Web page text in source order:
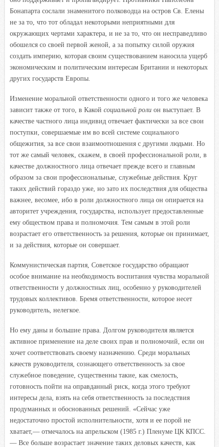
Бонапарта сослали знаменитого полководца на остров Св. Елены
не за то, что тот обладал некоторыми неприятными для
окружающих чертами характера, и не за то, что он несправедливо
обошелся со своей первой женой, а за попытку силой оружия
создать империю, которая своим существованием наносила ущерб
экономическим и политическим интересам Британии и некоторых
других государств Европы.
Изменение моральной ответственности одного и того же человека
зависит также от того, в Какой социальной роли он выступает. В
качестве частного лица индивид отвечает фактически за все свои
поступки, совершаемые им во всей системе социального
общежития, за все свои взаимоотношения с другими людьми. Но
тот же самый человек, скажем, в своей профессиональной роли, в
качестве должностного лица отвечает прежде всего и главным
образом за свои профессиональные, служебные действия. Круг
таких действий гораздо уже, но зато их последствия для общества
важнее, весомее, ибо в роли должностного лица он опирается на
авторитет учреждения, государства, использует предоставленные
ему обществом права и полномочия. Тем самым в этой роли
возрастает его ответственность за решения, которые он принимает,
и за действия, которые он совершает.
Коммунистическая партия, Советское государство обращают
особое внимание на необходимость воспитания чувства моральной
ответственности у должностных лиц, особенно у руководителей
трудовых коллективов. Бремя ответственности, которое несет
руководитель, нелегкое.
Но ему даны и большие права. Долгом руководителя является
активное применение на деле своих прав и полномочий, если он
хочет соответствовать своему назначению. Среди моральных
качеств руководителя, сознающего ответственность за свое
служебное поведение, существенны такие, как смелость,
готовность пойти на оправданный риск, когда этого требуют
интересы дела, взять на себя ответственность за последствия
продуманных и обоснованных решений. «Сейчас уже
недостаточно простой исполнительности, хотя и ее порой не
хватает,— отмечалось на апрельском (1985 г.) Пленуме ЦК КПСС.
— Все больше возрастает значение таких деловых качеств, как